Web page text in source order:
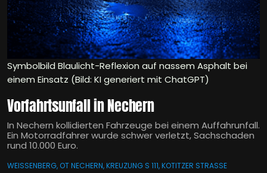
Symbolbild Blaulicht-Reflexion auf nassem Asphalt bei
einem Einsatz (Bild: KI generiert mit ChatGPT)
Vorfahrtsunfall in Nechern
In Nechern kollidierten Fahrzeuge bei einem Auffahrunfall.
Ein Motorradfahrer wurde schwer verletzt, Sachschaden
rund 10.000 Euro.
WEISSENBERG, OT NECHERN, KREUZUNG S 111, KOTITZER STRASSE